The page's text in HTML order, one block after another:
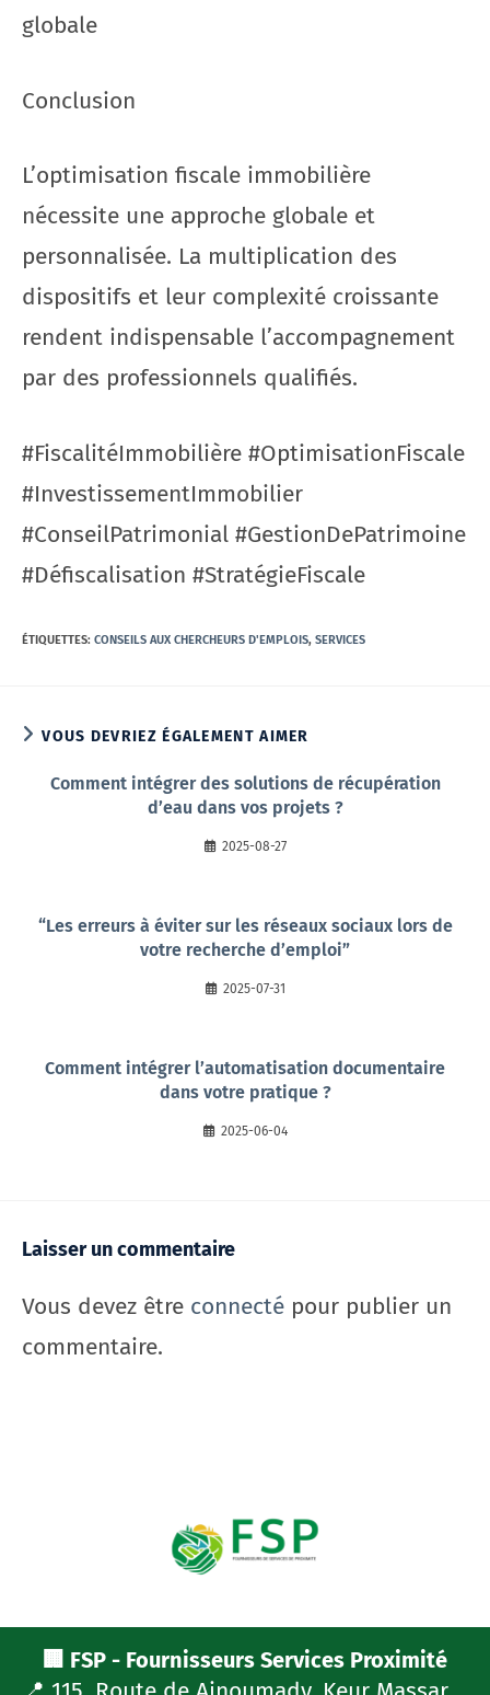
globale
Conclusion
L’optimisation fiscale immobilière
nécessite une approche globale et
personnalisée. La multiplication des
dispositifs et leur complexité croissante
rendent indispensable l’accompagnement
par des professionnels qualifiés.
#FiscalitéImmobilière #OptimisationFiscale
#InvestissementImmobilier
#ConseilPatrimonial #GestionDePatrimoine
#Défiscalisation #StratégieFiscale
ÉTIQUETTES: CONSEILS AUX CHERCHEURS D'EMPLOIS, SERVICES
VOUS DEVRIEZ ÉGALEMENT AIMER
Comment intégrer des solutions de récupération
d’eau dans vos projets ?
2025-08-27
“Les erreurs à éviter sur les réseaux sociaux lors de
votre recherche d’emploi”
2025-07-31
Comment intégrer l’automatisation documentaire
dans votre pratique ?
2025-06-04
Laisser un commentaire
Vous devez être connecté pour publier un
commentaire.
🏢 FSP - Fournisseurs Services Proximité